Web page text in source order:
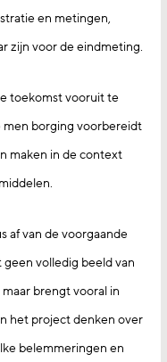
en metingen,
zijn voor de eindmeting.
toekomst vooruit te
men borging voorbereidt
maken in de context
af van de voorgaande
volledig beeld van
brengt vooral in
het project denken over
belemmeringen en